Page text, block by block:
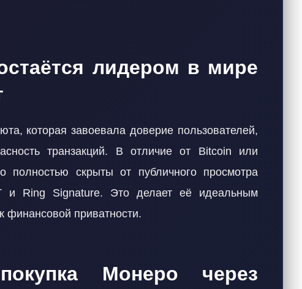
лидером в мире
которая завоевала доверие пользователей,
транзакций. В отличие от Bitcoin или
полностью скрыты от публичного просмотра
и Ring Signature. Это делает её идеальным
финансовой приватности.
Монеро через